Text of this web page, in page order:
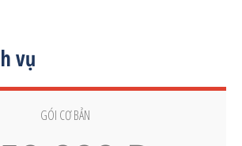
vụ
GÓI CƠ BẢN